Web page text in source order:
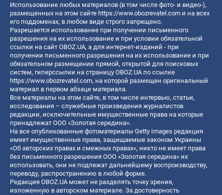
Использование любых материалов (в том числе фото- и видео-),
размещенных на этом сайте https://www.obozrevatel.com и на всех
его поддоменах, в любом виде строго запрещено.
Разрешается использование при получении письменного
разрешения на их использование и при условии обязательной
ссылки на сайт OBOZ.UA, а для интернет-изданий - при
получении письменного разрешения на их использование и при
обязательном размещении прямой, открытой для поисковых
систем, гиперссылки на страницу OBOZ.UA по ссылке
https://www.obozrevatel.com, на которой размещен оригинальный
материал в первом абзаце материала.
Все материалы на этом сайте, в том числе интервью, статьи,
исследования – служебные произведения журналистов
редакции, исключительные имущественные права на которые
принадлежат ООО «Золотая середина».
На все опубликованные фотоматериалы Getty Images редакция
имеет имущественные права, защищаемые законом Украины
«Об авторских правах и смежных правах», никто не имеет права
без письменного разрешения ООО «Золотая середина» их
использовать, они не подлежат дальнейшему воспроизводству,
переводу, распространению в любой форме.
Редакция OBOZ.UA может не разделять точку зрения,
изложенную в авторском материале. За достоверность